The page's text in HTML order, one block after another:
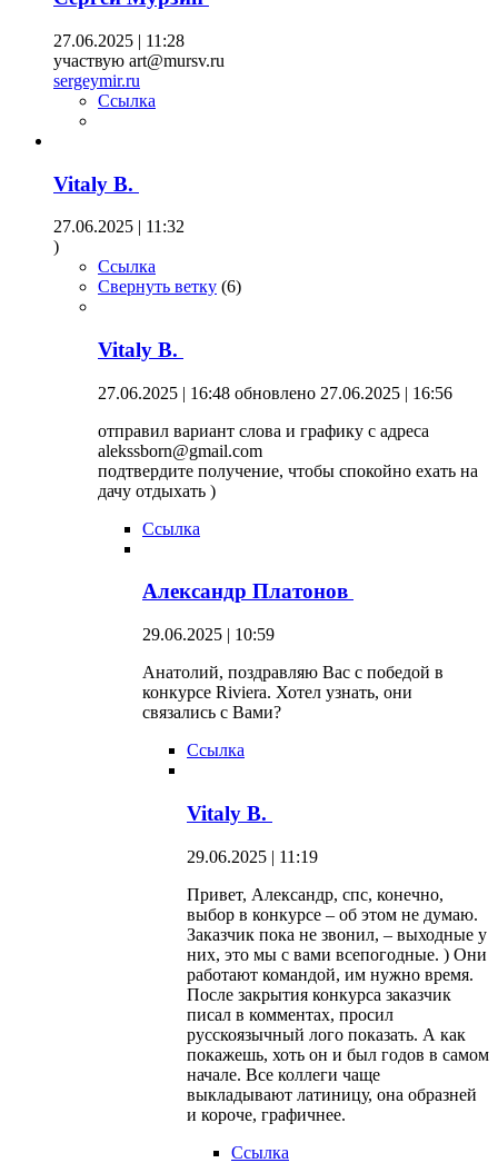
27.06.2025 | 11:28
участвую art@mursv.ru
sergeymir.ru
Ссылка
Vitaly B.
27.06.2025 | 11:32
)
Ссылка
Свернуть ветку (6)
Vitaly B.
27.06.2025 | 16:48 обновлено 27.06.2025 | 16:56
отправил вариант слова и графику с адреса
alekssborn@gmail.com
подтвердите получение, чтобы спокойно ехать на
дачу отдыхать )
Ссылка
Александр Платонов
29.06.2025 | 10:59
Анатолий, поздравляю Вас с победой в
конкурсе Riviera. Хотел узнать, они
связались с Вами?
Ссылка
Vitaly B.
29.06.2025 | 11:19
Привет, Александр, спс, конечно,
выбор в конкурсе – об этом не думаю.
Заказчик пока не звонил, – выходные у
них, это мы с вами всепогодные. ) Они
работают командой, им нужно время.
После закрытия конкурса заказчик
писал в комментах, просил
русскоязычный лого показать. А как
покажешь, хоть он и был годов в самом
начале. Все коллеги чаще
выкладывают латиницу, она образней
и короче, графичнее.
Ссылка